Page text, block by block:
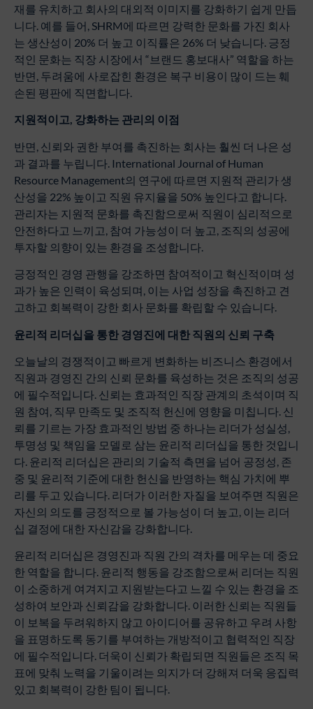
재를 유치하고 회사의 대외적 이미지를 강화하기 쉽게 만듭
니다. 예를 들어, SHRM에 따르면 강력한 문화를 가진 회사
는 생산성이 20% 더 높고 이직률은 26% 더 낮습니다. 긍정
적인 문화는 직장 시장에서 “브랜드 홍보대사” 역할을 하는
반면, 두려움에 사로잡힌 환경은 복구 비용이 많이 드는 훼
손된 평판에 직면합니다.
지원적이고, 강화하는 관리의 이점
반면, 신뢰와 권한 부여를 촉진하는 회사는 훨씬 더 나은 성
과 결과를 누립니다. International Journal of Human
Resource Management의 연구에 따르면 지원적 관리가 생
산성을 22% 높이고 직원 유지율을 50% 높인다고 합니다.
관리자는 지원적 문화를 촉진함으로써 직원이 심리적으로
안전하다고 느끼고, 참여 가능성이 더 높고, 조직의 성공에
투자할 의향이 있는 환경을 조성합니다.
긍정적인 경영 관행을 강조하면 참여적이고 혁신적이며 성
과가 높은 인력이 육성되며, 이는 사업 성장을 촉진하고 견
고하고 회복력이 강한 회사 문화를 확립할 수 있습니다.
윤리적 리더십을 통한 경영진에 대한 직원의 신뢰 구축
오늘날의 경쟁적이고 빠르게 변화하는 비즈니스 환경에서
직원과 경영진 간의 신뢰 문화를 육성하는 것은 조직의 성공
에 필수적입니다. 신뢰는 효과적인 직장 관계의 초석이며 직
원 참여, 직무 만족도 및 조직적 헌신에 영향을 미칩니다. 신
뢰를 기르는 가장 효과적인 방법 중 하나는 리더가 성실성,
투명성 및 책임을 모델로 삼는 윤리적 리더십을 통한 것입니
다. 윤리적 리더십은 관리의 기술적 측면을 넘어 공정성, 존
중 및 윤리적 기준에 대한 헌신을 반영하는 핵심 가치에 뿌
리를 두고 있습니다. 리더가 이러한 자질을 보여주면 직원은
자신의 의도를 긍정적으로 볼 가능성이 더 높고, 이는 리더
십 결정에 대한 자신감을 강화합니다.
윤리적 리더십은 경영진과 직원 간의 격차를 메우는 데 중요
한 역할을 합니다. 윤리적 행동을 강조함으로써 리더는 직원
이 소중하게 여겨지고 지원받는다고 느낄 수 있는 환경을 조
성하여 보안과 신뢰감을 강화합니다. 이러한 신뢰는 직원들
이 보복을 두려워하지 않고 아이디어를 공유하고 우려 사항
을 표명하도록 동기를 부여하는 개방적이고 협력적인 직장
에 필수적입니다. 더욱이 신뢰가 확립되면 직원들은 조직 목
표에 맞춰 노력을 기울이려는 의지가 더 강해져 더욱 응집력
있고 회복력이 강한 팀이 됩니다.